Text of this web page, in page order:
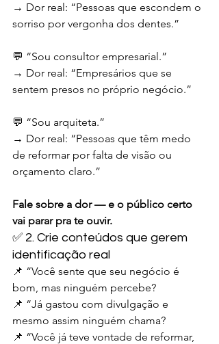
→ Dor real: “Pessoas que escondem o
sorriso por vergonha dos dentes.”
💬 “Sou consultor empresarial.”
→ Dor real: “Empresários que se
sentem presos no próprio negócio.”
💬 “Sou arquiteta.”
→ Dor real: “Pessoas que têm medo
de reformar por falta de visão ou
orçamento claro.”
Fale sobre a dor — e o público certo
vai parar pra te ouvir.
✅ 2. Crie conteúdos que gerem
identificação real
📌 “Você sente que seu negócio é
bom, mas ninguém percebe?
📌 “Já gastou com divulgação e
mesmo assim ninguém chama?
📌 “Você já teve vontade de reformar,